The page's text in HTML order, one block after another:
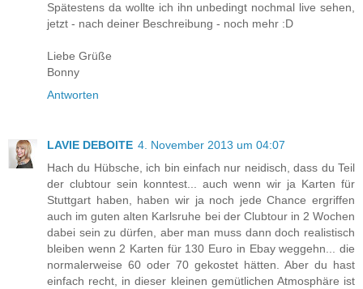
Spätestens da wollte ich ihn unbedingt nochmal live sehen,
jetzt - nach deiner Beschreibung - noch mehr :D
Liebe Grüße
Bonny
Antworten
LAVIE DEBOITE 4. November 2013 um 04:07
Hach du Hübsche, ich bin einfach nur neidisch, dass du Teil
der clubtour sein konntest... auch wenn wir ja Karten für
Stuttgart haben, haben wir ja noch jede Chance ergriffen
auch im guten alten Karlsruhe bei der Clubtour in 2 Wochen
dabei sein zu dürfen, aber man muss dann doch realistisch
bleiben wenn 2 Karten für 130 Euro in Ebay weggehn... die
normalerweise 60 oder 70 gekostet hätten. Aber du hast
einfach recht, in dieser kleinen gemütlichen Atmosphäre ist